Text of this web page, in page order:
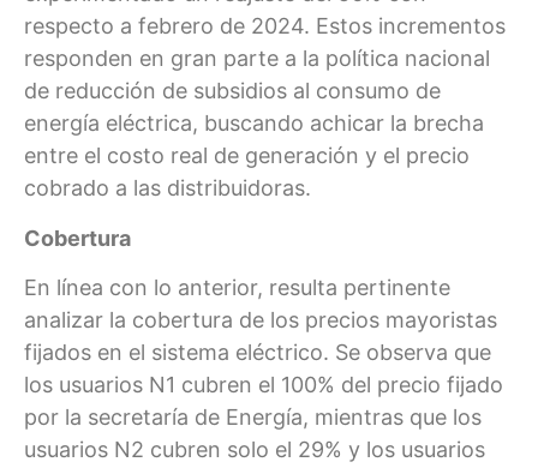
respecto a febrero de 2024. Estos incrementos
responden en gran parte a la política nacional
de reducción de subsidios al consumo de
energía eléctrica, buscando achicar la brecha
entre el costo real de generación y el precio
cobrado a las distribuidoras.
Cobertura
En línea con lo anterior, resulta pertinente
analizar la cobertura de los precios mayoristas
fijados en el sistema eléctrico. Se observa que
los usuarios N1 cubren el 100% del precio fijado
por la secretaría de Energía, mientras que los
usuarios N2 cubren solo el 29% y los usuarios